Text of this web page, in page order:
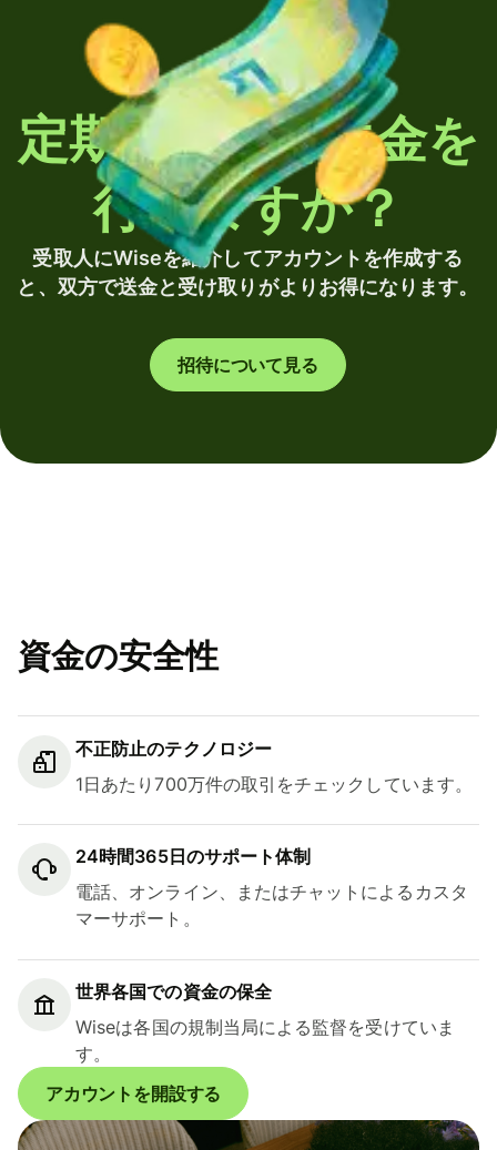
定期的に海外送金を
行いますか？
受取人にWiseを紹介してアカウントを作成する
と、双方で送金と受け取りがよりお得になります。
招待について見る
資金の安全性
不正防止のテクノロジー
1日あたり700万件の取引をチェックしています。
24時間365日のサポート体制
電話、オンライン、またはチャットによるカスタ
マーサポート。
世界各国での資金の保全
Wiseは各国の規制当局による監督を受けていま
す。
アカウントを開設する